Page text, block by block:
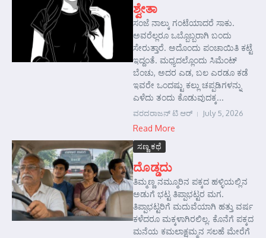
ಶ್ವೇತಾ
ಸಂಜೆ ನಾಲ್ಕು ಗಂಟೆಯಾದರೆ ಸಾಕು.
ಅವರೆಲ್ಲರೂ ಒಬ್ಬೊಬ್ಬರಾಗಿ ಬಂದು
ಸೇರುತ್ತಾರೆ. ಅದೊಂದು ಪಂಚಾಯಿತಿ ಕಟ್ಟೆ
ಇದ್ದಂತೆ. ಮಧ್ಯದಲ್ಲೊಂದು ಸಿಮೆಂಟ್
ಬೆಂಚು, ಅದರ ಎಡ, ಬಲ ಎರಡೂ ಕಡೆ
ಇವರೇ ಒಂದಷ್ಟು ಕಲ್ಲು ಚಪ್ಪಡಿಗಳನ್ನು
ಎಳೆದು ತಂದು ಕೊಡುವುದಕ್ಕ...
ವರದರಾಜನ್ ಟಿ ಆರ್ July 5, 2026
Read More
ಸಣ್ಣ ಕಥೆ
ದೊಡ್ಡದು
ತಿಮ್ಮಣ್ಣ ನಮ್ಮೂರಿನ ಪಕ್ಕದ ಹಳ್ಳಿಯಲ್ಲಿನ
ಅಡುಗೆ ಭಟ್ಟ ತಿಪ್ಪಾಭಟ್ಟರ ಮಗ.
ತಿಪ್ಪಾಭಟ್ಟರಿಗೆ ಮದುವೆಯಾಗಿ ಹತ್ತು ವರ್ಷ
ಕಳೆದರೂ ಮಕ್ಕಳಾಗಿರಲಿಲ್ಲ. ಕೊನೆಗೆ ಪಕ್ಕದ
ಮನೆಯ ಕಮಲಾಕ್ಷಮ್ಮನ ಸಲಹೆ ಮೇರೆಗೆ